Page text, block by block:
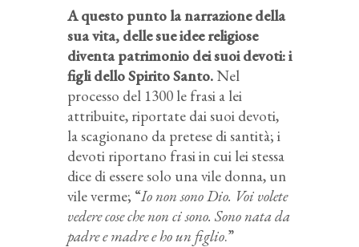
A questo punto la narrazione della
sua vita, delle sue idee religiose
diventa patrimonio dei suoidevoti: i
figli dello Spirito Santo.Nel
processo del 1300 le frasi a lei
attribuite, riportate dai suoi devoti,
la scagionano da pretese di santità; i
devoti riportano frasi in cui lei stessa
dice di essere solo una vile donna, un
vile verme; “Io non sono Dio. Voi volete
vedere cose che non ci sono. Sono nata da
padre e madre e ho un figlio.”